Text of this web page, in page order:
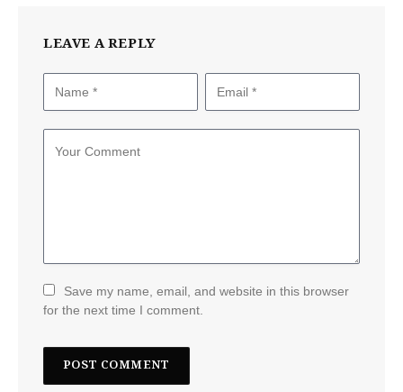
LEAVE A REPLY
Save my name, email, and website in this browser
for the next time I comment.